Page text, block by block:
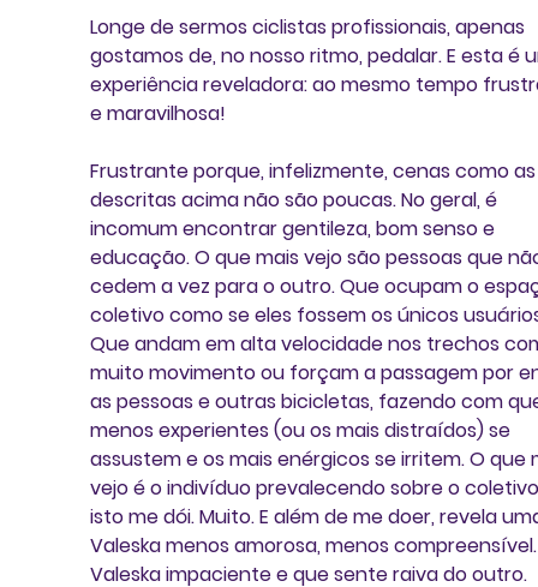
Longe de sermos ciclistas profissionais, apenas
gostamos de, no nosso ritmo, pedalar. E esta é
experiência reveladora: ao mesmo tempo
e maravilhosa!
Frustrante porque, infelizmente, cenas como
descritas acima não são poucas. No geral, é
incomum encontrar gentileza, bom senso e
educação. O que mais vejo são pessoas que
cedem a vez para o outro. Que ocupam o
coletivo como se eles fossem os únicos
Que andam em alta velocidade nos trechos
muito movimento ou forçam a passagem por
as pessoas e outras bicicletas, fazendo com
menos experientes (ou os mais distraídos) se
assustem e os mais enérgicos se irritem. O que
vejo é o indivíduo prevalecendo sobre o
isto me dói. Muito. E além de me doer, revela
Valeska menos amorosa, menos
Valeska impaciente e que sente raiva do outro.